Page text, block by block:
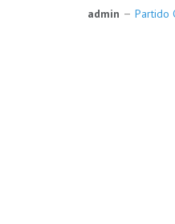
admin Partido